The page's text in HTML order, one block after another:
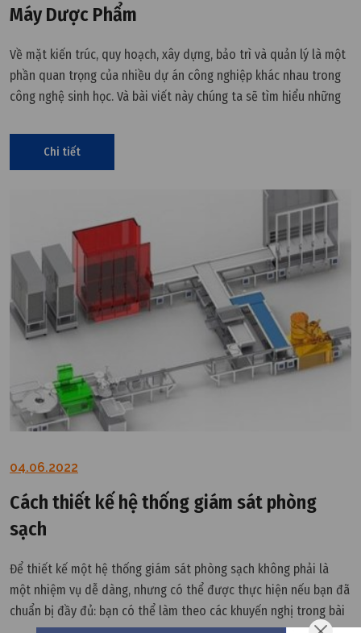
Máy Dược Phẩm
Về mặt kiến trúc, quy hoạch, xây dựng, bảo trì và quản lý là một
phần quan trọng của nhiều dự án công nghiệp khác nhau trong
công nghệ sinh học. Và bài viết này chúng ta sẽ tìm hiểu những
Chi tiết
04.06.2022
Cách thiết kế hệ thống giám sát phòng
sạch
Để thiết kế một hệ thống giám sát phòng sạch không phải là
một nhiệm vụ dễ dàng, nhưng có thể được thực hiện nếu bạn đã
chuẩn bị đầy đủ: bạn có thể làm theo các khuyến nghị trong bài